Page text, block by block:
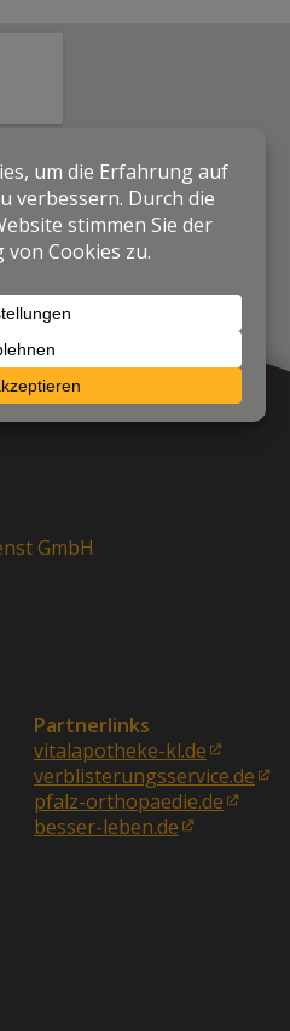
GmbH
Partnerlinks
vitalapotheke-kl.de
verblisterungsservice.de
pfalz-orthopaedie.de
besser-leben.de